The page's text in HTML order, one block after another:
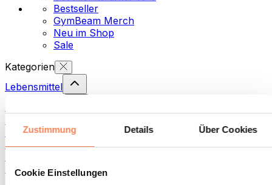
Zustimmung Details Über Cookies
Cookie Einstellungen
Bestseller
GymBeam Merch
Neu im Shop
Sale
Kategorien
Lebensmittel
Aufstriche und Pasten
Samen
Fertiggerichte